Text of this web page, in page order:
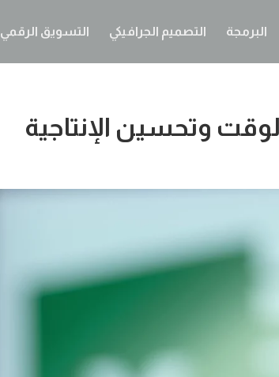
البرمجة التصميم الجرافيكي التسويق الرقمي
وتحسين الإنتاجية